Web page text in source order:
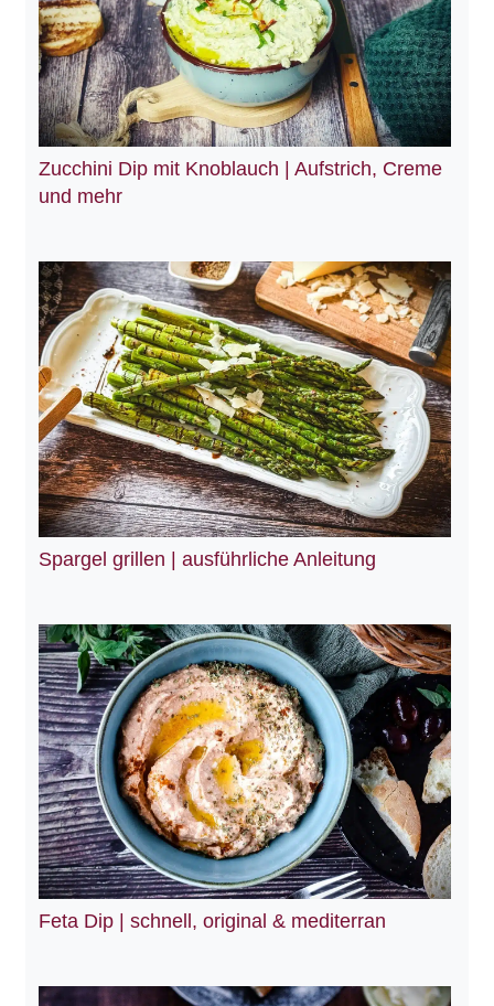
Zucchini Dip mit Knoblauch | Aufstrich, Creme
und mehr
Spargel grillen | ausführliche Anleitung
Feta Dip | schnell, original & mediterran